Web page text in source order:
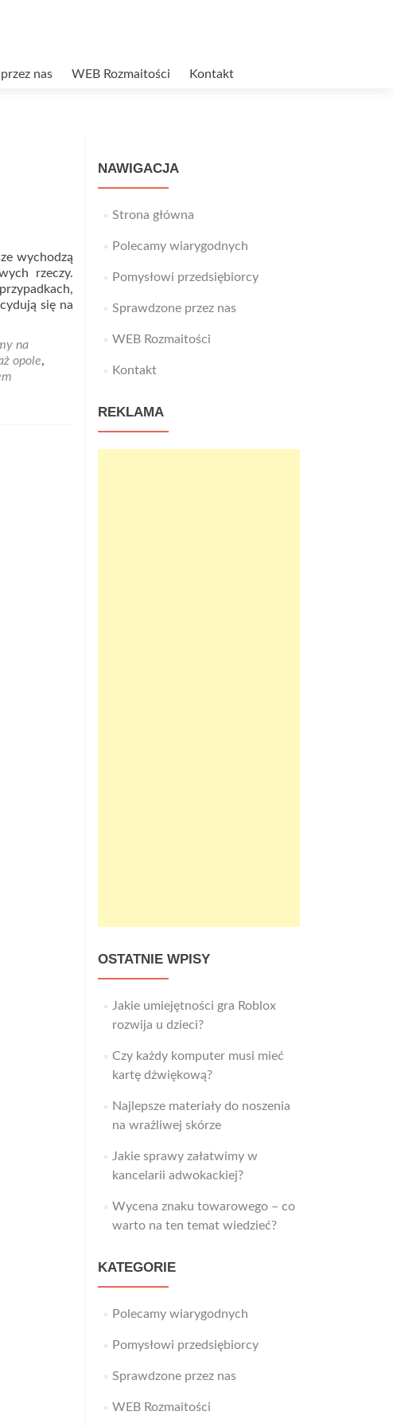
nas WEB Rozmaitości Kontakt
wychodzą
rzeczy.
się na
na
opole,
NAWIGACJA
Strona główna
Polecamy wiarygodnych
Pomysłowi przedsiębiorcy
Sprawdzone przez nas
WEB Rozmaitości
Kontakt
REKLAMA
OSTATNIE WPISY
Jakie umiejętności gra Roblox
rozwija u dzieci?
Czy każdy komputer musi mieć
kartę dźwiękową?
Najlepsze materiały do noszenia
na wrażliwej skórze
Jakie sprawy załatwimy w
kancelarii adwokackiej?
Wycena znaku towarowego – co
warto na ten temat wiedzieć?
KATEGORIE
Polecamy wiarygodnych
Pomysłowi przedsiębiorcy
Sprawdzone przez nas
WEB Rozmaitości